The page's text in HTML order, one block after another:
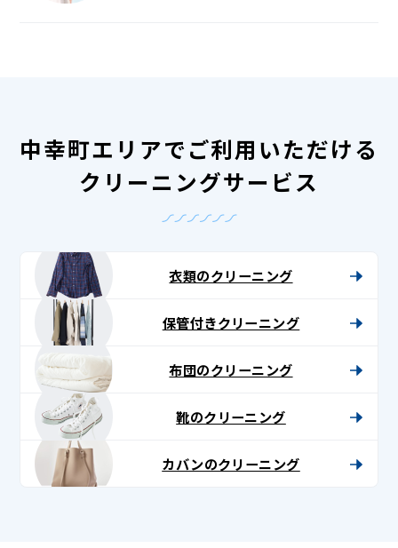
中幸町エリアでご利用いただける
クリーニングサービス
衣類のクリーニング
保管付きクリーニング
布団のクリーニング
靴のクリーニング
カバンのクリーニング